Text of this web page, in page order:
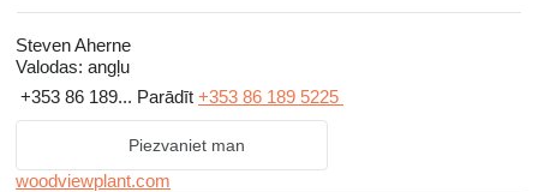
Steven Aherne
Valodas: angļu
+353 86 189... Parādīt +353 86 189 5225
Piezvaniet man
woodviewplant.com